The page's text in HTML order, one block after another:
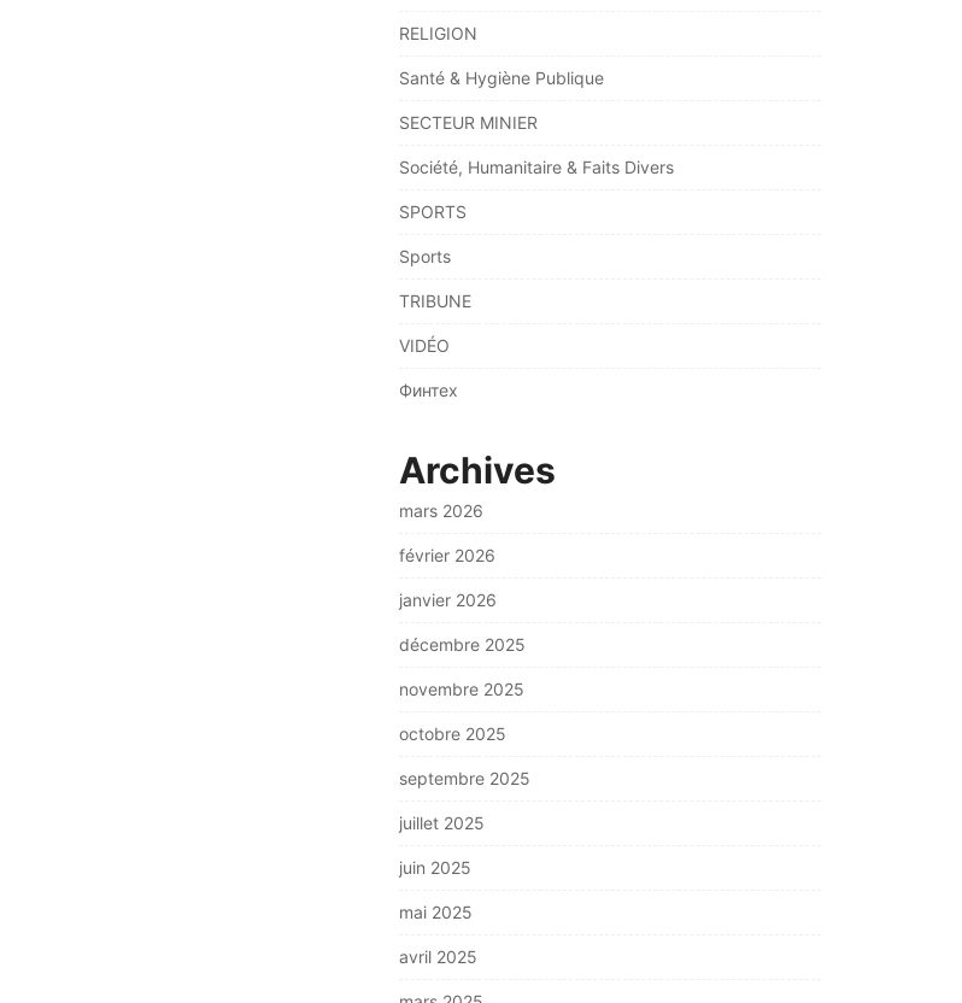
RELIGION
Santé & Hygiène Publique
SECTEUR MINIER
Société, Humanitaire & Faits Divers
SPORTS
Sports
TRIBUNE
VIDÉO
Финтех
Archives
mars 2026
février 2026
janvier 2026
décembre 2025
novembre 2025
octobre 2025
septembre 2025
juillet 2025
juin 2025
mai 2025
avril 2025